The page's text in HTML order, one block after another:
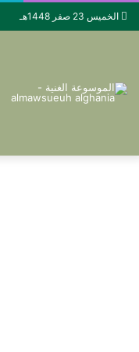
الخميس 23 صفر 1448هـ